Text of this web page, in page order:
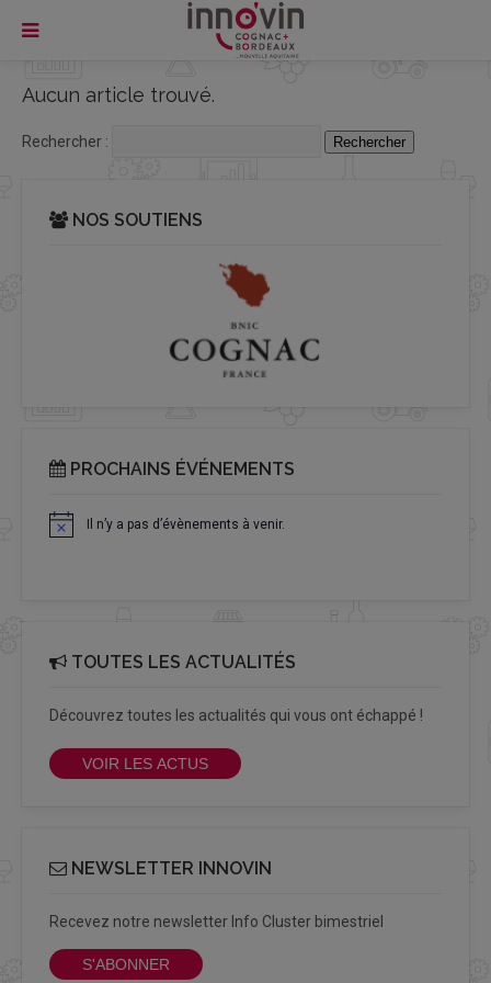
Aucun article trouvé.
Rechercher :
NOS SOUTIENS
PROCHAINS ÉVÉNEMENTS
Notice Il n’y a pas d’évènements à venir.
TOUTES LES ACTUALITÉS
Découvrez toutes les actualités qui vous ont échappé !
VOIR LES ACTUS
NEWSLETTER INNOVIN
Recevez notre newsletter Info Cluster bimestriel
S'ABONNER